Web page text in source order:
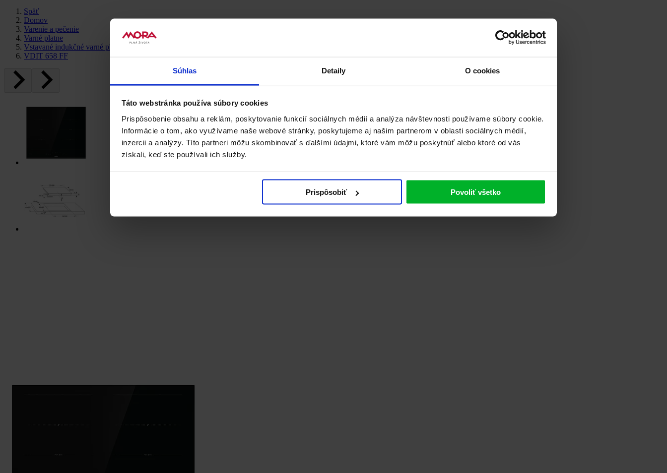
Súhlas Detaily O cookies
Táto webstránka používa súbory cookies
Prispôsobenie obsahu a reklám, poskytovanie funkcií sociálnych médií a analýza návštevnosti používame súbory cookie.
Informácie o tom, ako využívame naše webové stránky, poskytujeme aj našim partnerom v oblasti sociálnych médií,
inzercii a analýzy. Títo partneri môžu skombinovať s ďalšími údajmi, ktoré vám môžu poskytnúť alebo ktoré od vás
získali, keď ste používali ich služby.
Prispôsobiť Povoliť všetko
Späť
Domov
Varenie a pečenie
Varné platne
Vstavané indukčné varné platne
VDIT 658 FF